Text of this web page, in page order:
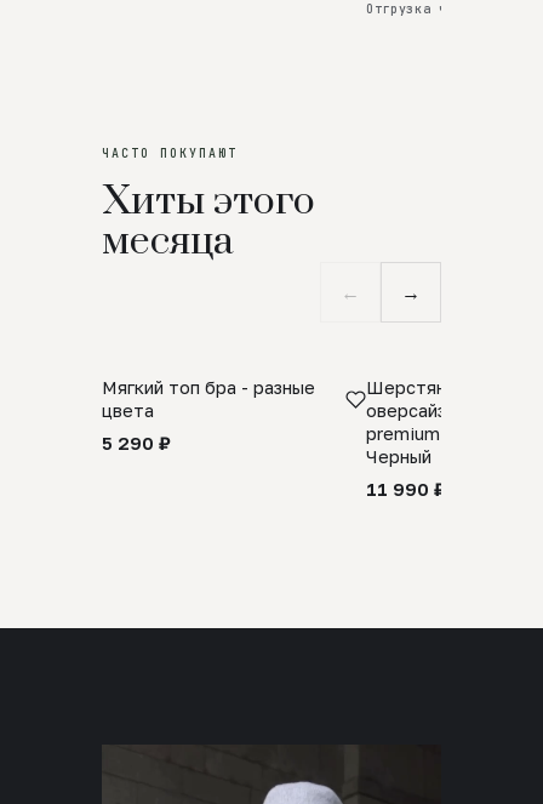
Отгрузка через 25 дней
ЧАСТО ПОКУПАЮТ
Хиты этого
месяца
← →
Мягкий топ бра - разные
цвета
5 290 ₽
Шерстяной свитер
оверсайз 100%
premium merino
Черный
11 990 ₽